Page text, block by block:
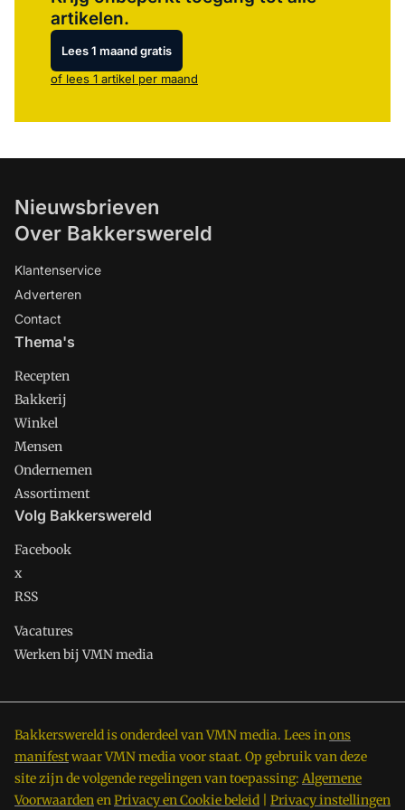
artikelen.
Lees 1 maand gratis
of lees 1 artikel per maand
Nieuwsbrieven
Over Bakkerswereld
Klantenservice
Adverteren
Contact
Thema's
Recepten
Bakkerij
Winkel
Mensen
Ondernemen
Assortiment
Volg Bakkerswereld
Facebook
x
RSS
Vacatures
Werken bij VMN media
Bakkerswereld is onderdeel van VMN media. Lees inons
manifestwaar VMN media voor staat. Op gebruik van deze
site zijn de volgende regelingen van toepassing: Algemene
VoorwaardenenPrivacy en Cookie beleid Privacy instellingen